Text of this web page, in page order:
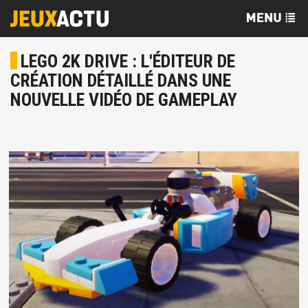
LEGO 2K DRIVE : L'ÉDITEUR DE
CRÉATION DÉTAILLÉ DANS UNE
NOUVELLE VIDÉO DE GAMEPLAY